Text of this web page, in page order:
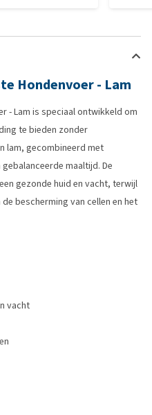
Hondenvoer - Lam
- Lam is speciaal ontwikkeld om
te bieden zonder
lam, gecombineerd met
maaltijd. De
gezonde huid en vacht, terwijl
bescherming van cellen en het
vacht